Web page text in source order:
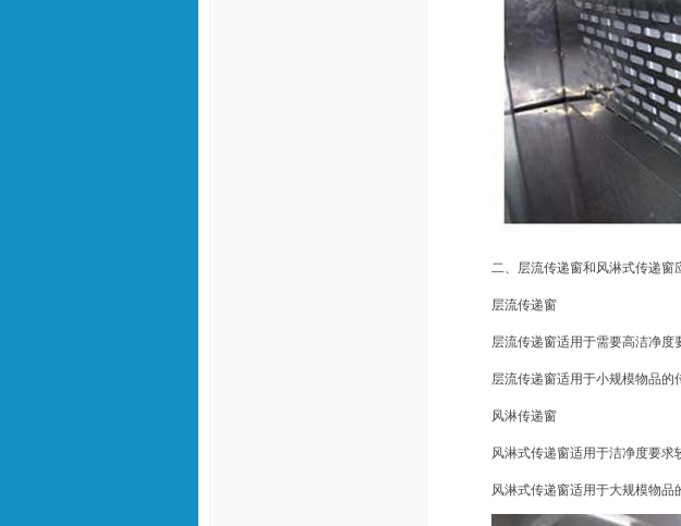
二、层流传递窗和风淋式传递窗
层流传递窗
层流传递窗适用于需要高洁净度
层流传递窗适用于小规模物品的
风淋传递窗
风淋式传递窗适用于洁净度要求
风淋式传递窗适用于大规模物品